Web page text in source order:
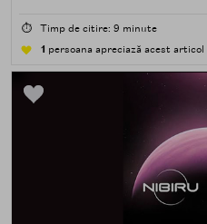
care îți place, de fapt, să
atingând, comparând,
⏱️ Timp de citire: 9 minute
1 persoana apreciază acest articol